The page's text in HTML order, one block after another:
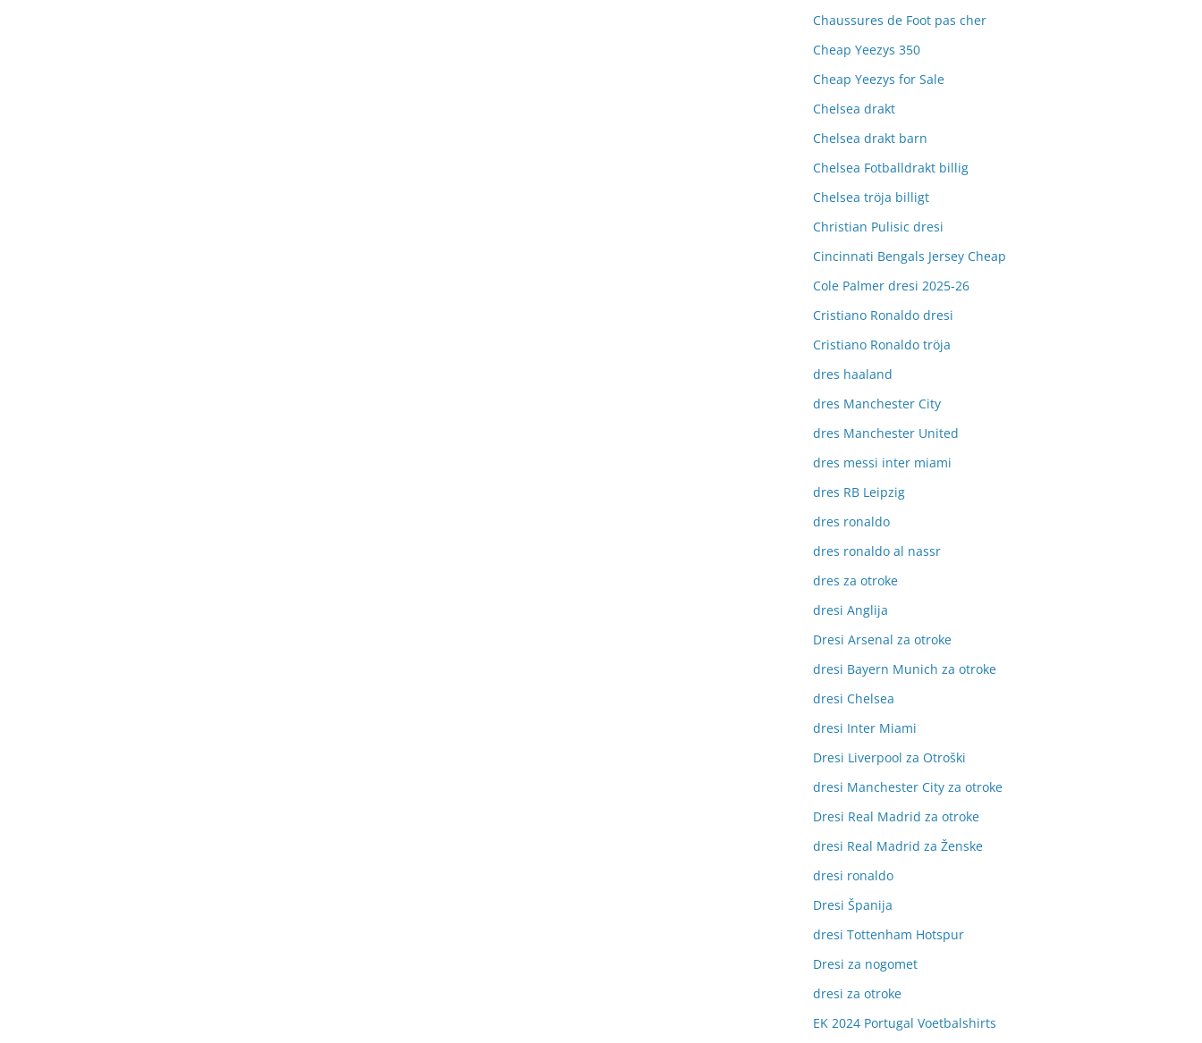
Chaussures de Foot pas cher
Cheap Yeezys 350
Cheap Yeezys for Sale
Chelsea drakt
Chelsea drakt barn
Chelsea Fotballdrakt billig
Chelsea tröja billigt
Christian Pulisic dresi
Cincinnati Bengals Jersey Cheap
Cole Palmer dresi 2025-26
Cristiano Ronaldo dresi
Cristiano Ronaldo tröja
dres haaland
dres Manchester City
dres Manchester United
dres messi inter miami
dres RB Leipzig
dres ronaldo
dres ronaldo al nassr
dres za otroke
dresi Anglija
Dresi Arsenal za otroke
dresi Bayern Munich za otroke
dresi Chelsea
dresi Inter Miami
Dresi Liverpool za Otroški
dresi Manchester City za otroke
Dresi Real Madrid za otroke
dresi Real Madrid za Ženske
dresi ronaldo
Dresi Španija
dresi Tottenham Hotspur
Dresi za nogomet
dresi za otroke
EK 2024 Portugal Voetbalshirts